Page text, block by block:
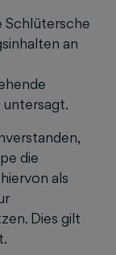
Schlütersche
an
die
als
Dies gilt